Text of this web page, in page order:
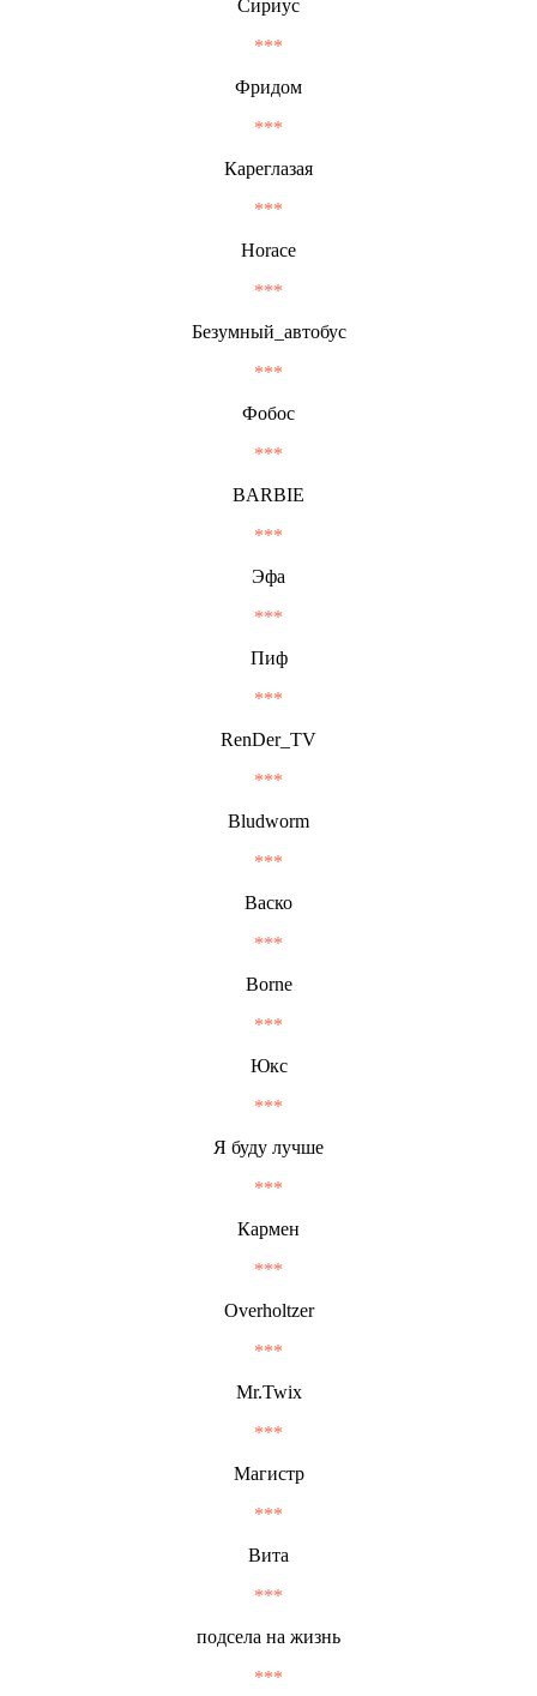
Сириус
***
Фридом
***
Кареглазая
***
Horace
***
Безумный_автобус
***
Фобос
***
BARBIE
***
Эфа
***
Пиф
***
RenDer_TV
***
Bludworm
***
Васко
***
Borne
***
Юкс
***
Я буду лучше
***
Кармен
***
Overholtzer
***
Mr.Twix
***
Магистр
***
Вита
***
подсела на жизнь
***